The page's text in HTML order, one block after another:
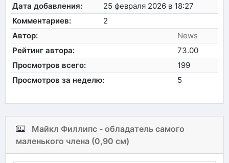
Дата добавления:
25 февраля 2026 в 18:27
Комментариев:
2
Автор:
News
Рейтинг автора:
73.00
Просмотров всего:
199
Просмотров за неделю:
5
Майкл Филлипс - обладатель самого
маленького члена (0,90 см)